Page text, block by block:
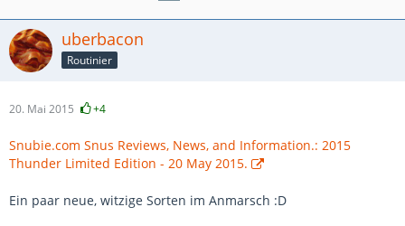
uberbacon
Routinier
20. Mai 2015 +4
Snubie.com Snus Reviews, News, and Information.: 2015
Thunder Limited Edition - 20 May 2015.
Ein paar neue, witzige Sorten im Anmarsch :D